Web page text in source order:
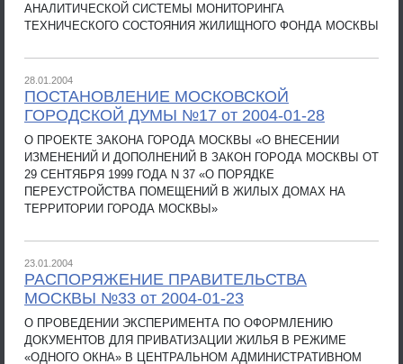
АНАЛИТИЧЕСКОЙ СИСТЕМЫ МОНИТОРИНГА
ТЕХНИЧЕСКОГО СОСТОЯНИЯ ЖИЛИЩНОГО ФОНДА МОСКВЫ
28.01.2004
ПОСТАНОВЛЕНИЕ МОСКОВСКОЙ
ГОРОДСКОЙ ДУМЫ №17 от 2004-01-28
О ПРОЕКТЕ ЗАКОНА ГОРОДА МОСКВЫ «О ВНЕСЕНИИ
ИЗМЕНЕНИЙ И ДОПОЛНЕНИЙ В ЗАКОН ГОРОДА МОСКВЫ ОТ
29 СЕНТЯБРЯ 1999 ГОДА N 37 «О ПОРЯДКЕ
ПЕРЕУСТРОЙСТВА ПОМЕЩЕНИЙ В ЖИЛЫХ ДОМАХ НА
ТЕРРИТОРИИ ГОРОДА МОСКВЫ»
23.01.2004
РАСПОРЯЖЕНИЕ ПРАВИТЕЛЬСТВА
МОСКВЫ №33 от 2004-01-23
О ПРОВЕДЕНИИ ЭКСПЕРИМЕНТА ПО ОФОРМЛЕНИЮ
ДОКУМЕНТОВ ДЛЯ ПРИВАТИЗАЦИИ ЖИЛЬЯ В РЕЖИМЕ
«ОДНОГО ОКНА» В ЦЕНТРАЛЬНОМ АДМИНИСТРАТИВНОМ